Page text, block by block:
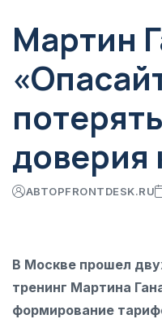
Мартин
доверия
АВТОРFRONTDESK.RU
В Москве прошел
тренинг Мартина
формирование